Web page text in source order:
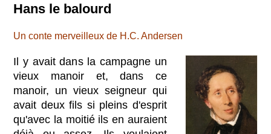
Hans le balourd
Un conte merveilleux de H.C. Andersen
Il y avait dans la campagne un
vieux manoir et, dans ce
manoir, un vieux seigneur qui
avait deux fils si pleins d'esprit
qu'avec la moitié ils en auraient